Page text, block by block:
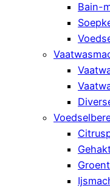
Bain-